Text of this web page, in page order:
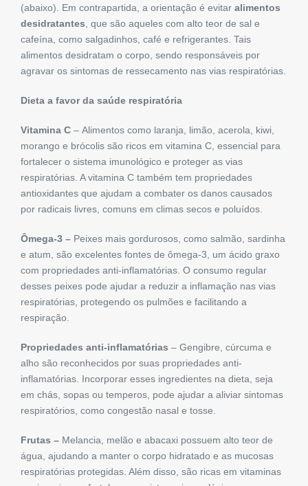
(abaixo). Em contrapartida, a orientação é evitar alimentos
desidratantes, que são aqueles com alto teor de sal e
cafeína, como salgadinhos, café e refrigerantes. Tais
alimentos desidratam o corpo, sendo responsáveis por
agravar os sintomas de ressecamento nas vias respiratórias.
Dieta a favor da saúde respiratória
Vitamina C – Alimentos como laranja, limão, acerola, kiwi,
morango e brócolis são ricos em vitamina C, essencial para
fortalecer o sistema imunológico e proteger as vias
respiratórias. A vitamina C também tem propriedades
antioxidantes que ajudam a combater os danos causados
por radicais livres, comuns em climas secos e poluídos.
Ômega-3 – Peixes mais gordurosos, como salmão, sardinha
e atum, são excelentes fontes de ômega-3, um ácido graxo
com propriedades anti-inflamatórias. O consumo regular
desses peixes pode ajudar a reduzir a inflamação nas vias
respiratórias, protegendo os pulmões e facilitando a
respiração.
Propriedades anti-inflamatórias – Gengibre, cúrcuma e
alho são reconhecidos por suas propriedades anti-
inflamatórias. Incorporar esses ingredientes na dieta, seja
em chás, sopas ou temperos, pode ajudar a aliviar sintomas
respiratórios, como congestão nasal e tosse.
Frutas – Melancia, melão e abacaxi possuem alto teor de
água, ajudando a manter o corpo hidratado e as mucosas
respiratórias protegidas. Além disso, são ricas em vitaminas